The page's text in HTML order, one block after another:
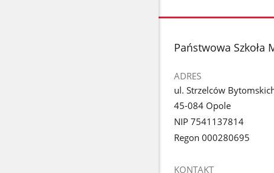
stopka
Państwowa
ADRES
ul. Strzelców
45-084 Opole
NIP 7541137814
Regon 000280695
KONTAKT